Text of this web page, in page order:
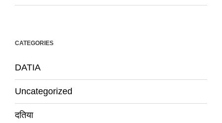
CATEGORIES
DATIA
Uncategorized
दतिया